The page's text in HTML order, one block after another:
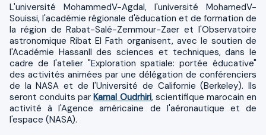
L'université MohammedV-Agdal, l'université MohamedV-
Souissi, l'académie régionale d'éducation et de formation de
la région de Rabat-Salé-Zemmour-Zaer et l'Observatoire
astronomique Ribat El Fath organisent, avec le soutien de
l'Académie HassanII des sciences et techniques, dans le
cadre de l'atelier "Exploration spatiale: portée éducative"
des activités animées par une délégation de conférenciers
de la NASA et de l'Université de Californie (Berkeley). Ils
seront conduits parKamal Oudrhiri, scientifique marocain en
activité à l'Agence américaine de l'aéronautique et de
l'espace (NASA).